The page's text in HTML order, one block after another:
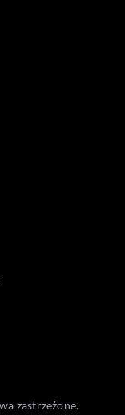
zastrzeżone.